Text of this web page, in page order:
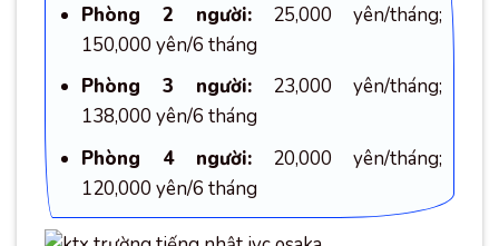
Phòng 2 người: 25,000 yên/tháng;
150,000 yên/6 tháng
Phòng 3 người: 23,000 yên/tháng;
138,000 yên/6 tháng
Phòng 4 người: 20,000 yên/tháng;
120,000 yên/6 tháng